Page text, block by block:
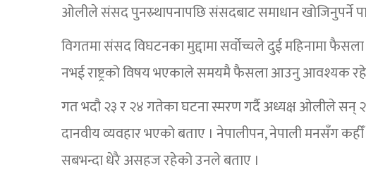
ओलीले संसद पुनस्र्थापनापछि संसदबाट समाधान खोजिनुपर्ने
विगतमा संसद विघटनका मुद्दामा सर्वोच्चले दुई महिनामा
नभई राष्ट्रको विषय भएकाले समयमै फैसला आउनु आवश्यक
गत भदौ २३ र २४ गतेका घटना स्मरण गर्दै अध्यक्ष ओलीले सन्
दानवीय व्यवहार भएको बताए । नेपालीपन, नेपाली मनसँग
सबभन्दा धेरै असहज रहेको उनले बताए ।